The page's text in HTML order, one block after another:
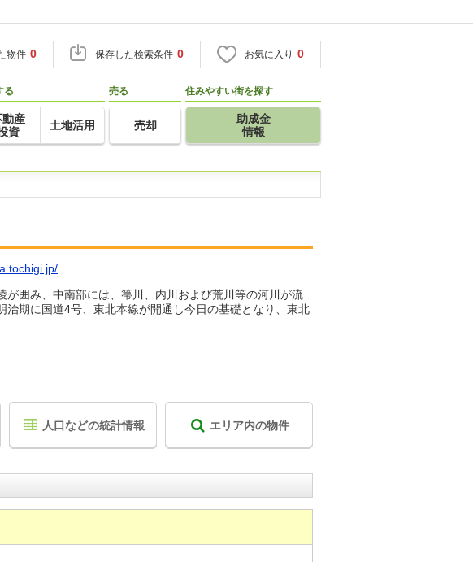
物件 0 保存した検索条件 0 お気に入り 0
る
動産
資
土地活用
売る
売却
住みやすい街を探す
助成金
情報
囲み、中南部には、箒川、内川および荒川等の河川が流
期に国道4号、東北本線が開通し今日の基礎となり、東北
人口などの統計情報 エリア内の物件